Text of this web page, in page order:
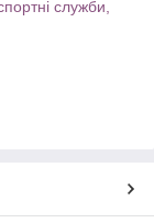
служби,